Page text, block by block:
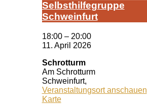
Selbst­hil­fe­grup­pe
Schwein­furt
18:00 – 20:00
11. April 2026
Schrotturm
Am Schrotturm
Schweinfurt,
Veranstaltungsort anschauen
KarteSchrotturm